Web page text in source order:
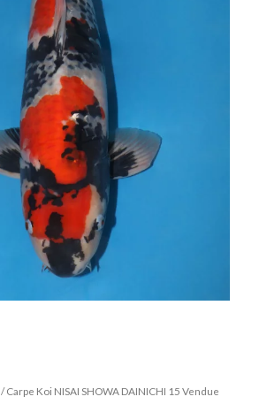
/ Carpe Koi NISAI SHOWA DAINICHI 15 Vendue